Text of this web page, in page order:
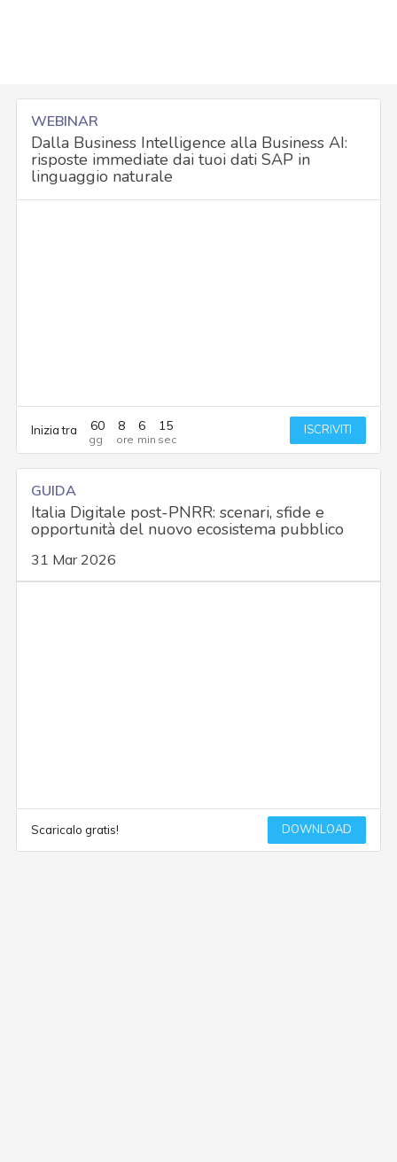
WEBINAR
Dalla Business Intelligence alla Business AI:
risposte immediate dai tuoi dati SAP in
linguaggio naturale
Inizia tra 60 8 6 14 ISCRIVITI
GUIDA
Italia Digitale post-PNRR: scenari, sfide e
opportunità del nuovo ecosistema pubblico
31 Mar 2026
Scaricalo gratis! DOWNLOAD